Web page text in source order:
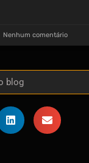
Nenhum comentário